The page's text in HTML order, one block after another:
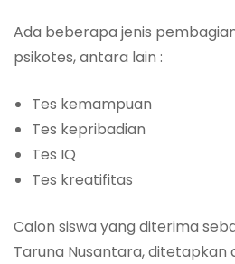
Ada beberapa jenis
psikotes, antara lain :
Tes kemampuan
Tes kepribadian
Tes IQ
Tes kreatifitas
Calon siswa yang diterima
Taruna Nusantara, ditetapkan